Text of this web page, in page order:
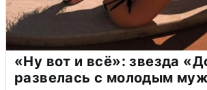
«Ну вот и всё»: звезда
развелась с молодым